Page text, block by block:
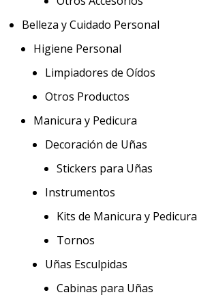
Belleza y Cuidado Personal
Higiene Personal
Limpiadores de Oídos
Otros Productos
Manicura y Pedicura
Decoración de Uñas
Stickers para Uñas
Instrumentos
Kits de Manicura y Pedicura
Tornos
Uñas Esculpidas
Cabinas para Uñas